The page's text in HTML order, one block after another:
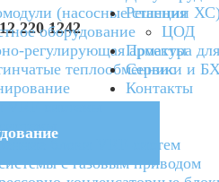
220 1242
(насосные станции
оборудование
регулирующая арматура
теплообменники и
системы
блоки VRF-систем
с газовым приводом
Решения
ЦОД
Проекты
Сервис
Контакты